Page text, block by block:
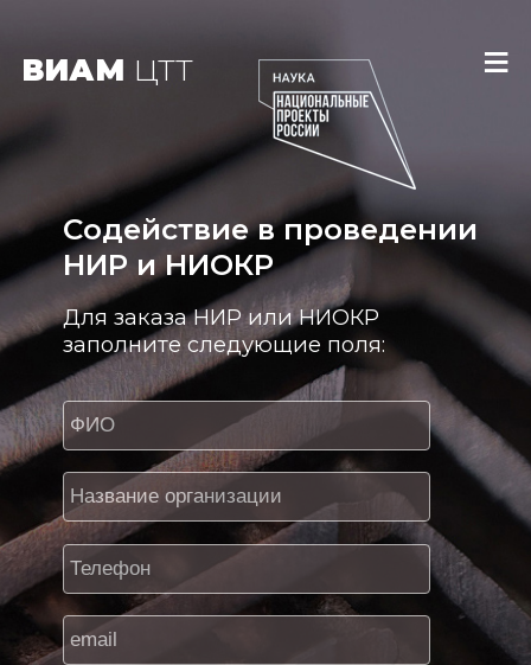
ВИАМ ЦТТ ≡
Содействие в проведении
НИР и НИОКР
Для заказа НИР или НИОКР
заполните следующие поля:
ФИО*
Организация*
Телефон
Почта